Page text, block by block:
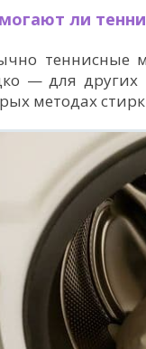
ли
теннисные
— для других
методах